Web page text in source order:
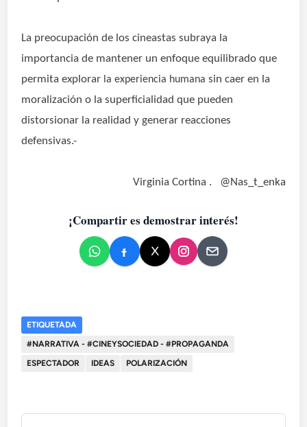
La preocupación de los cineastas subraya la
importancia de mantener un enfoque equilibrado que
permita explorar la experiencia humana sin caer en la
moralización o la superficialidad que pueden
distorsionar la realidad y generar reacciones
defensivas.-
Virginia Cortina . @Nas_t_enka
¡Compartir es demostrar interés!
ETIQUETADA
#NARRATIVA - #CINEYSOCIEDAD - #PROPAGANDA
ESPECTADOR
IDEAS POLARIZACIÓN